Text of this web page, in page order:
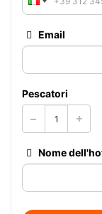
Email
Pescatori
Nome